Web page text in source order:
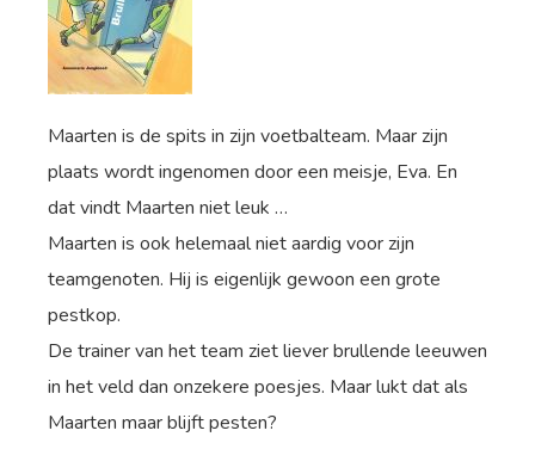
Maarten is de spits in zijn voetbalteam. Maar zijn
plaats wordt ingenomen door een meisje, Eva. En
dat vindt Maarten niet leuk …
Maarten is ook helemaal niet aardig voor zijn
teamgenoten. Hij is eigenlijk gewoon een grote
pestkop.
De trainer van het team ziet liever brullende leeuwen
in het veld dan onzekere poesjes. Maar lukt dat als
Maarten maar blijft pesten?